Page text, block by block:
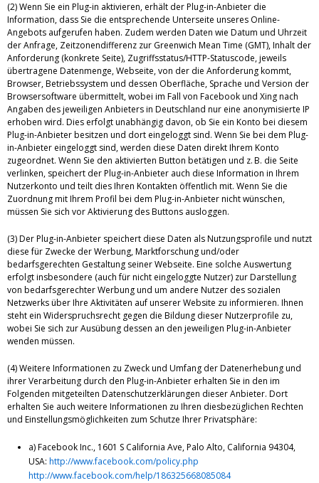
(2) Wenn Sie ein Plug-in aktivieren, erhält der Plug-in-Anbieter die
Information, dass Sie die entsprechende Unterseite unseres Online-
Angebots aufgerufen haben. Zudem werden Daten wie Datum und Uhrzeit
der Anfrage, Zeitzonendifferenz zur Greenwich Mean Time (GMT), Inhalt der
Anforderung (konkrete Seite), Zugriffsstatus/HTTP-Statuscode, jeweils
übertragene Datenmenge, Webseite, von der die Anforderung kommt,
Browser, Betriebssystem und dessen Oberfläche, Sprache und Version der
Browsersoftware übermittelt, wobei im Fall von Facebook und Xing nach
Angaben des jeweiligen Anbieters in Deutschland nur eine anonymisierte IP
erhoben wird. Dies erfolgt unabhängig davon, ob Sie ein Konto bei diesem
Plug-in-Anbieter besitzen und dort eingeloggt sind. Wenn Sie bei dem Plug-
in-Anbieter eingeloggt sind, werden diese Daten direkt Ihrem Konto
zugeordnet. Wenn Sie den aktivierten Button betätigen und z. B. die Seite
verlinken, speichert der Plug-in-Anbieter auch diese Information in Ihrem
Nutzerkonto und teilt dies Ihren Kontakten öffentlich mit. Wenn Sie die
Zuordnung mit Ihrem Profil bei dem Plug-in-Anbieter nicht wünschen,
müssen Sie sich vor Aktivierung des Buttons ausloggen.
(3) Der Plug-in-Anbieter speichert diese Daten als Nutzungsprofile und nutzt
diese für Zwecke der Werbung, Marktforschung und/oder
bedarfsgerechten Gestaltung seiner Webseite. Eine solche Auswertung
erfolgt insbesondere (auch für nicht eingeloggte Nutzer) zur Darstellung
von bedarfsgerechter Werbung und um andere Nutzer des sozialen
Netzwerks über Ihre Aktivitäten auf unserer Website zu informieren. Ihnen
steht ein Widerspruchsrecht gegen die Bildung dieser Nutzerprofile zu,
wobei Sie sich zur Ausübung dessen an den jeweiligen Plug-in-Anbieter
wenden müssen.
(4) Weitere Informationen zu Zweck und Umfang der Datenerhebung und
ihrer Verarbeitung durch den Plug-in-Anbieter erhalten Sie in den im
Folgenden mitgeteilten Datenschutzerklärungen dieser Anbieter. Dort
erhalten Sie auch weitere Informationen zu Ihren diesbezüglichen Rechten
und Einstellungsmöglichkeiten zum Schutze Ihrer Privatsphäre:
a) Facebook Inc., 1601 S California Ave, Palo Alto, California 94304,
USA: http://www.facebook.com/policy.php
http://www.facebook.com/help/186325668085084